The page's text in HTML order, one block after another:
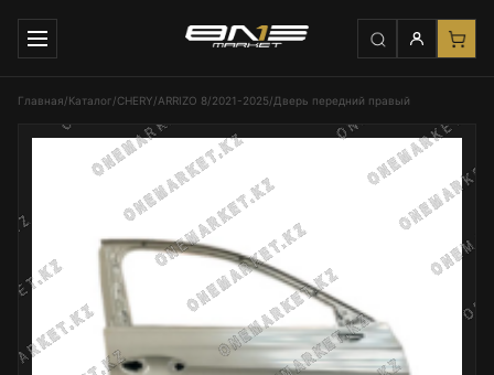
Главная/Каталог/CHERY/ARRIZO 8/2021-2025/Дверь передний правый